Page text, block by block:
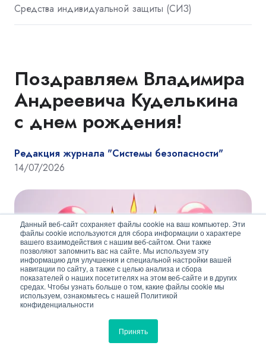
Данный веб-сайт сохраняет файлы cookie на ваш компьютер. Эти
файлы cookie используются для сбора информации о характере
вашего взаимодействия с нашим веб-сайтом. Они также
позволяют запомнить вас на сайте. Мы используем эту
информацию для улучшения и специальной настройки вашей
навигации по сайту, а также с целью анализа и сбора
показателей о наших посетителях на этом веб-сайте и в других
средах. Чтобы узнать больше о том, какие файлы cookie мы
используем, ознакомьтесь с нашей Политикой
конфиденциальности
Принять
Средства индивидуальной защиты (СИЗ)
Поздравляем Владимира
Андреевича Куделькина
с днем рождения!
Редакция журнала "Системы безопасности"
14/07/2026